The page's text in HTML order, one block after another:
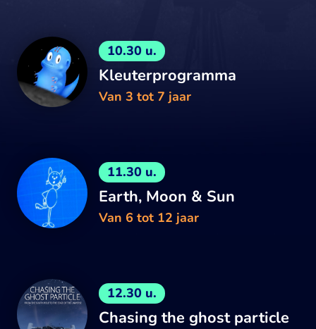
10.30 u.
Kleuterprogramma
Van 3 tot 7 jaar
11.30 u.
Earth, Moon & Sun
Van 6 tot 12 jaar
12.30 u.
Chasing the ghost particle